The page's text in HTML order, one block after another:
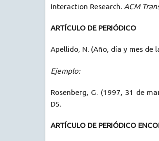
Interaction Research. ACM
ARTÍCULO DE PERIÓDICO
Apellido, N. (Año, día y mes de
Ejemplo:
Rosenberg, G. (1997, 31 de
D5.
ARTÍCULO DE PERIÓDICO